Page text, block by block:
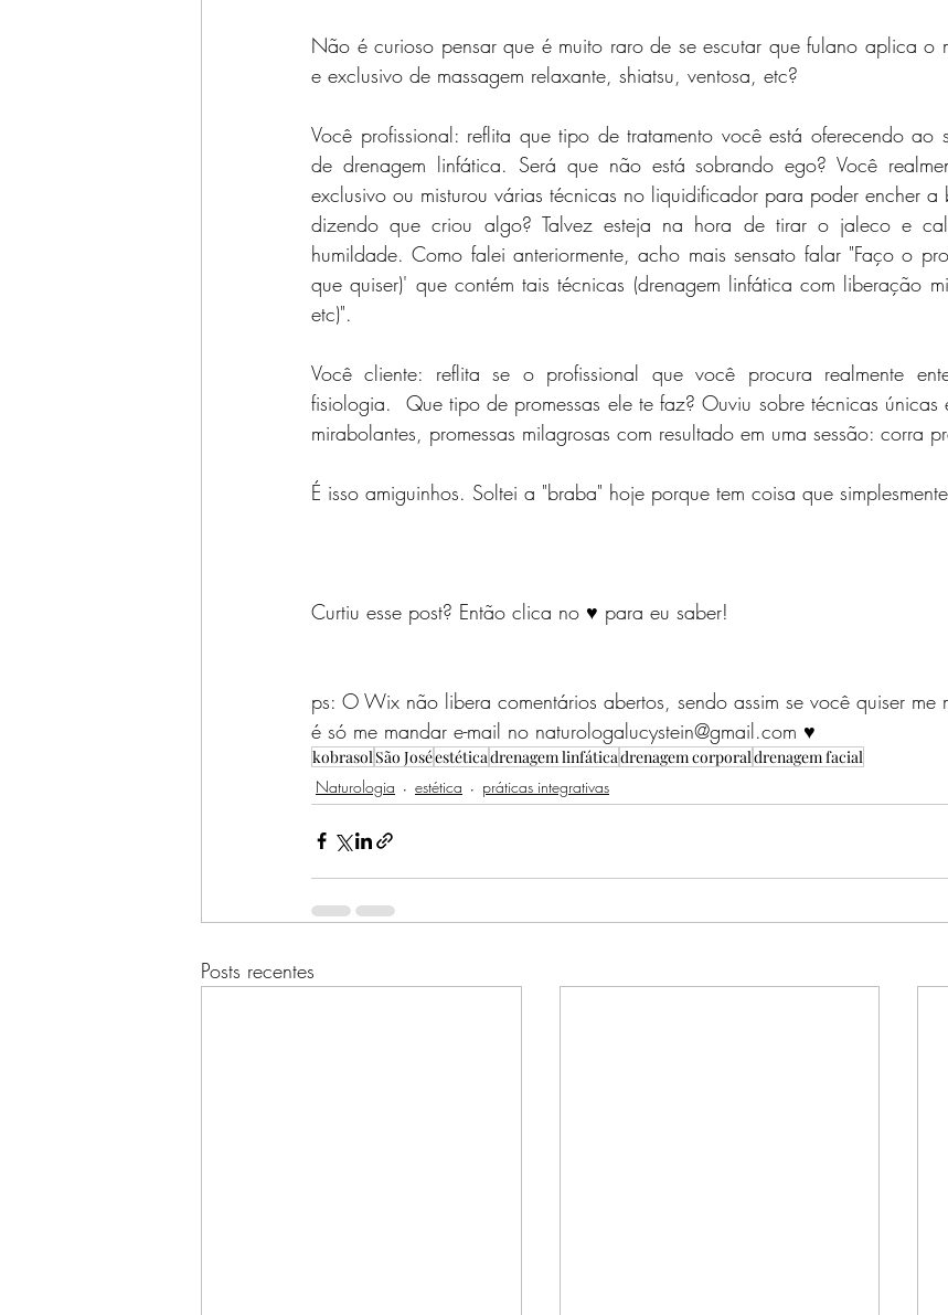
Não é curioso pensar que é muito raro de se escutar que fulano aplica o
e exclusivo de massagem relaxante, shiatsu, ventosa, etc?
Você profissional: reflita que tipo de tratamento você está oferecendo ao
de drenagem linfática. Será que não está sobrando ego? Você
exclusivo ou misturou várias técnicas no liquidificador para poder encher
dizendo que criou algo? Talvez esteja na hora de tirar o jaleco e
humildade. Como falei anteriormente, acho mais sensato falar "Faço o
que quiser)' que contém tais técnicas (drenagem linfática com liberação
etc)".
Você cliente: reflita se o profissional que você procura realmente
fisiologia.  Que tipo de promessas ele te faz? Ouviu sobre técnicas únicas
mirabolantes, promessas milagrosas com resultado em uma sessão: corra
É isso amiguinhos. Soltei a "braba" hoje porque tem coisa que
Curtiu esse post? Então clica no ♥ para eu saber!
ps: O Wix não libera comentários abertos, sendo assim se você quiser me
é só me mandar e-mail no naturologalucystein@gmail.com ♥
kobrasolSão Joséestéticadrenagem linfáticadrenagem corporaldrenagem facial
Naturologia
estética práticas integrativas
Posts recentes